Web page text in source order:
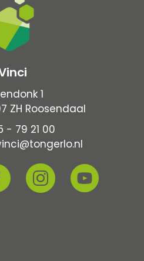
1
ZH Roosendaal
- 79 21 00